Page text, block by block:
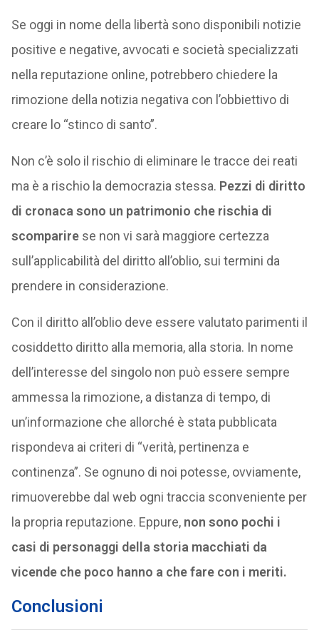
Se oggi in nome della libertà sono disponibili notizie
positive e negative, avvocati e società specializzati
nella reputazione online, potrebbero chiedere la
rimozione della notizia negativa con l’obbiettivo di
creare lo “stinco di santo”.
Non c’è solo il rischio di eliminare le tracce dei reati
ma è a rischio la democrazia stessa. Pezzi di diritto
di cronaca sono un patrimonio che rischia di
scomparirese non vi sarà maggiore certezza
sull’applicabilità del diritto all’oblio, sui termini da
prendere in considerazione.
Con il diritto all’oblio deve essere valutato parimenti il
cosiddetto diritto alla memoria, alla storia. In nome
dell’interesse del singolo non può essere sempre
ammessa la rimozione, a distanza di tempo, di
un’informazione che allorché è stata pubblicata
rispondeva ai criteri di “verità, pertinenza e
continenza”. Se ognuno di noi potesse, ovviamente,
rimuoverebbe dal web ogni traccia sconveniente per
la propria reputazione. Eppure, non sono pochi i
casi di personaggi della storia macchiati da
vicende che poco hanno a che fare con i meriti.
Conclusioni